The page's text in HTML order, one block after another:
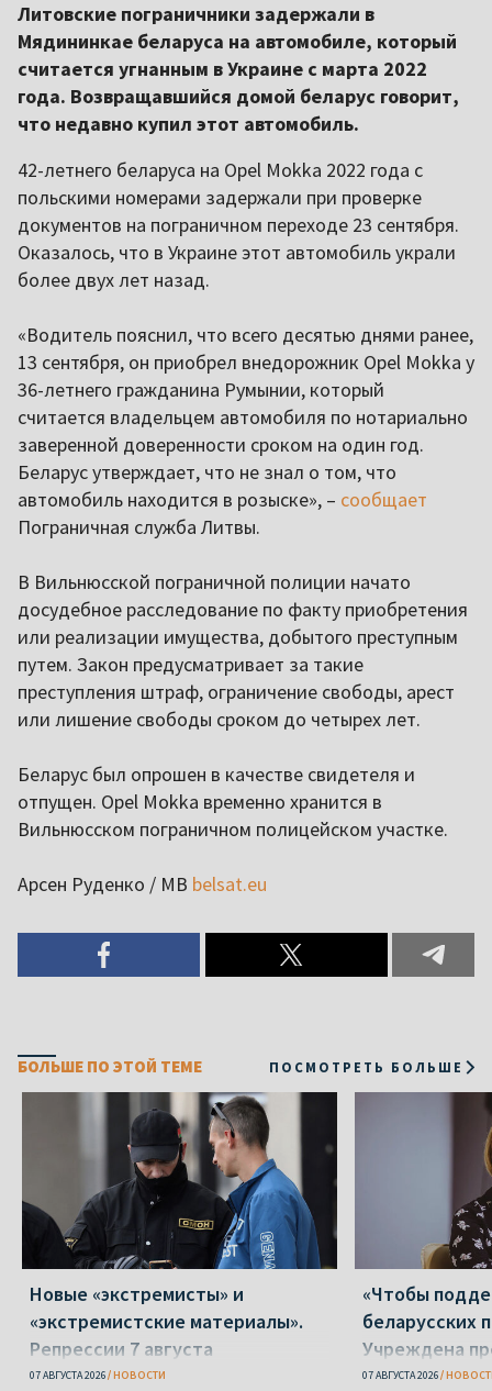
Литовские пограничники задержали в
Мядининкае беларуса на автомобиле, который
считается угнанным в Украине с марта 2022
года. Возвращавшийся домой беларус говорит,
что недавно купил этот автомобиль.
42-летнего беларуса на Opel Mokka 2022 года с
польскими номерами задержали при проверке
документов на пограничном переходе 23 сентября.
Оказалось, что в Украине этот автомобиль украли
более двух лет назад.
«Водитель пояснил, что всего десятью днями ранее,
13 сентября, он приобрел внедорожник Opel Mokka у
36-летнего гражданина Румынии, который
считается владельцем автомобиля по нотариально
заверенной доверенности сроком на один год.
Беларус утверждает, что не знал о том, что
автомобиль находится в розыске», – сообщает
Пограничная служба Литвы.
В Вильнюсской пограничной полиции начато
досудебное расследование по факту приобретения
или реализации имущества, добытого преступным
путем. Закон предусматривает за такие
преступления штраф, ограничение свободы, арест
или лишение свободы сроком до четырех лет.
Беларус был опрошен в качестве свидетеля и
отпущен. Opel Mokka временно хранится в
Вильнюсском пограничном полицейском участке.
Арсен Руденко / МВ belsat.eu
БОЛЬШЕ ПО ЭТОЙ ТЕМЕ ПОСМОТРЕТЬ БОЛЬШЕ
Новые «экстремисты» и
«экстремистские материалы».
Репрессии 7 августа
07 АВГУСТА 2026 НОВОСТИ
«Чтобы
беларусских
Учреждена
Вежновец
07 АВГУСТА 2026